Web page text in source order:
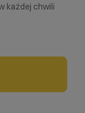
każdej chwili